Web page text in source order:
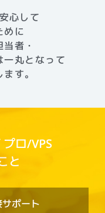
心して
めに
者・
一丸となって
す。
ロ/VPS
と
ポート